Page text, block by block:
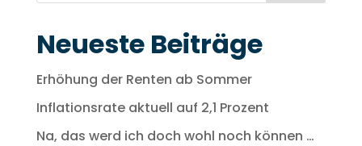
Neueste Beiträge
Erhöhung der Renten ab Sommer
Inflationsrate aktuell auf 2,1 Prozent
Na, das werd ich doch wohl noch können …